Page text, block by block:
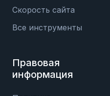
Скорость сайта
Все инструменты
Правовая
информация